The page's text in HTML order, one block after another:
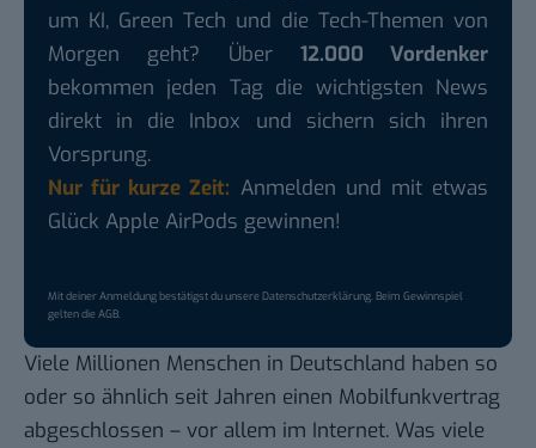
um KI, Green Tech und die Tech-Themen von
Morgen geht? Über 12.000 Vordenker
bekommen jeden Tag die wichtigsten News
direkt in die Inbox und sichern sich ihren
Vorsprung.
Nur für kurze Zeit: Anmelden und mit etwas
Glück Apple AirPods gewinnen!
Mit deiner Anmeldung bestätigst du unsereDatenschutzerklärung. Beim Gewinnspiel
gelten dieAGB.
Viele Millionen Menschen in Deutschland haben so
oder so ähnlich seit Jahren einen Mobilfunkvertrag
abgeschlossen – vor allem im Internet. Was viele